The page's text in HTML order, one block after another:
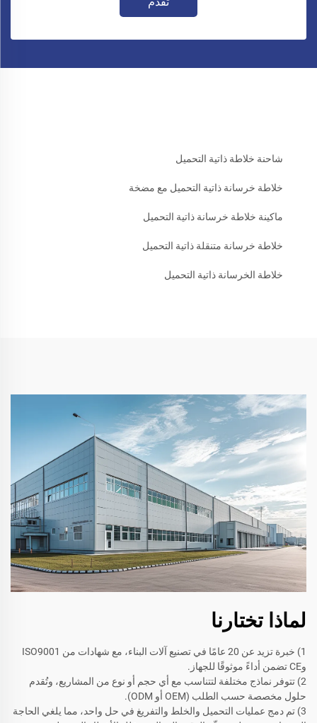
شاحنة خلاطة ذاتية التحميل
خلاطة خرسانة ذاتية التحميل مع مضخة
ماكينة خلاطة خرسانة ذاتية التحميل
خلاطة خرسانة متنقلة ذاتية التحميل
خلاطة الخرسانة ذاتية التحميل
لماذا تختارنا
1) خبرة تزيد عن 20 عامًا في تصنيع آلات البناء، مع شهادات من ISO9001
وCE تضمن أداءً موثوقًا للجهاز.
2) تتوفر نماذج مختلفة لتتناسب مع أي حجم أو نوع من المشاريع، وتُقدم
حلول مخصصة حسب الطلب (OEM أو ODM).
3) تم دمج عمليات التحميل والخلط والتفريغ في حل واحد، مما يلغي الحاجة